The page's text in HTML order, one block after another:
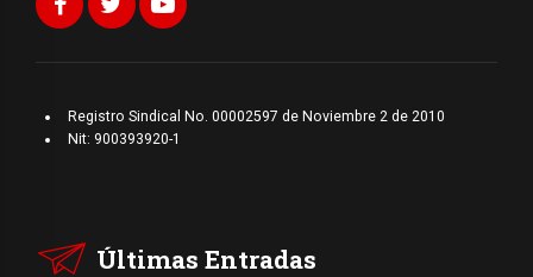
Registro Sindical No. 00002597 de Noviembre 2 de 2010
Nit: 900393920-1
Últimas Entradas